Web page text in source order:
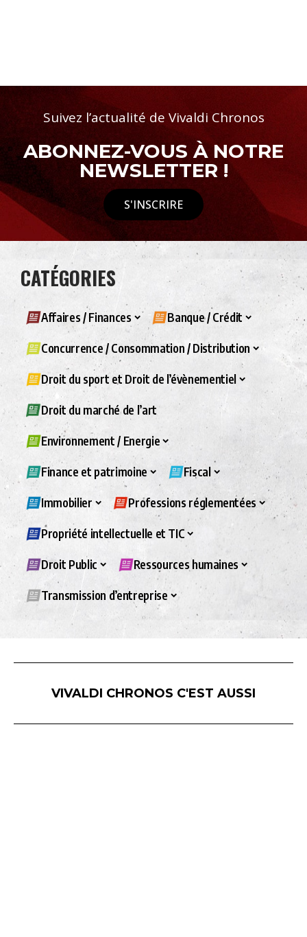
Suivez l’actualité de Vivaldi Chronos
ABONNEZ-VOUS À NOTRE
NEWSLETTER !
S'INSCRIRE
CATÉGORIES
Affaires / Finances Banque / Crédit
Concurrence / Consommation / Distribution
Droit du sport et Droit de l’évènementiel
Droit du marché de l’art
Environnement / Energie
Finance et patrimoine Fiscal
Immobilier Professions réglementées
Propriété intellectuelle et TIC
Droit Public Ressources humaines
Transmission d’entreprise
VIVALDI CHRONOS C'EST AUSSI